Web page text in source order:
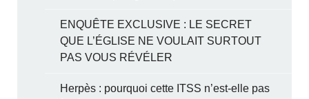
ENQUÊTE EXCLUSIVE : LE SECRET
QUE L’ÉGLISE NE VOULAIT SURTOUT
PAS VOUS RÉVÉLER
Herpès : pourquoi cette ITSS n’est-elle pas